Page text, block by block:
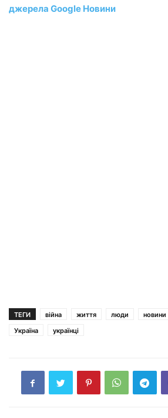
джерела Google Новини
ТЕГИ війна життя люди новини
Україна
українці